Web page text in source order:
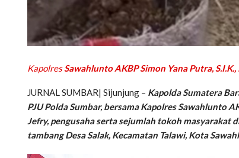
KapolresSawahlunto AKBP Simon Yana Putra,
JURNAL SUMBAR| Sijunjung – Kapolda Sumatera
PJU Polda Sumbar, bersama Kapolres Sawahlunto
Jefry, pengusaha serta sejumlah tokoh masyarakat
tambang Desa Salak, Kecamatan Talawi, Kota